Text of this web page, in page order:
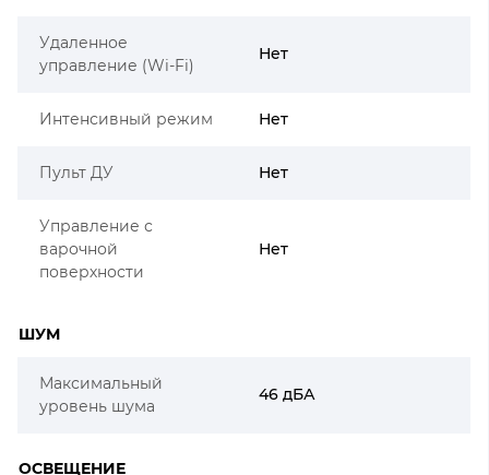
Удаленное
управление (Wi-Fi)
Нет
Интенсивный режим Нет
Пульт ДУ Нет
Управление с
варочной
поверхности
Нет
ШУМ
Максимальный
уровень шума
46 дБА
ОСВЕЩЕНИЕ